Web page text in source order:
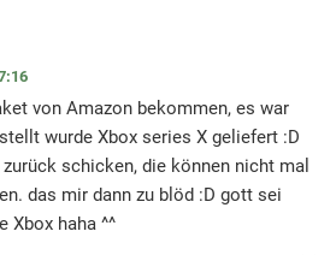
von Amazon bekommen, es war
wurde Xbox series X geliefert :D
schicken, die können nicht mal
das mir dann zu blöd :D gott sei
Xbox haha ^^